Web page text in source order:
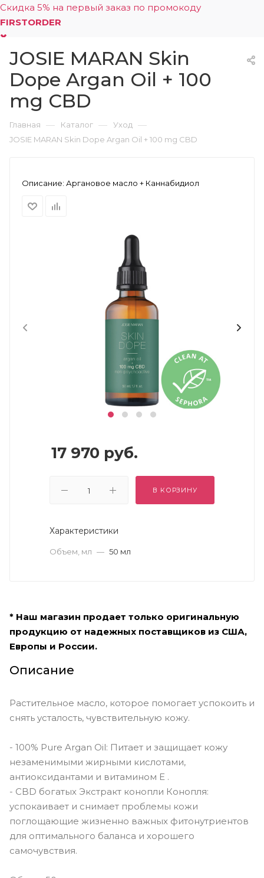
Скидка 5% на первый заказ по промокоду
FIRSTORDER
0
JOSIE MARAN Skin
Dope Argan Oil + 100
mg CBD
Главная — Каталог — Уход —
JOSIE MARAN Skin Dope Argan Oil + 100 mg CBD
Описание: Аргановое масло + Каннабидиол
17 970 руб.
В КОРЗИНУ
Характеристики
Объем, мл — 50 мл
* Наш магазин продает только оригинальную
продукцию от надежных поставщиков из США,
Европы и России.
Описание
Растительное масло, которое помогает успокоить и
снять усталость, чувствительную кожу.
- 100% Pure Argan Oil: Питает и защищает кожу
незаменимыми жирными кислотами,
антиоксидантами и витамином Е .
- CBD богатых Экстракт конопли Конопля:
успокаивает и снимает проблемы кожи
поглощающие жизненно важных фитонутриентов
для оптимального баланса и хорошего
самочувствия.